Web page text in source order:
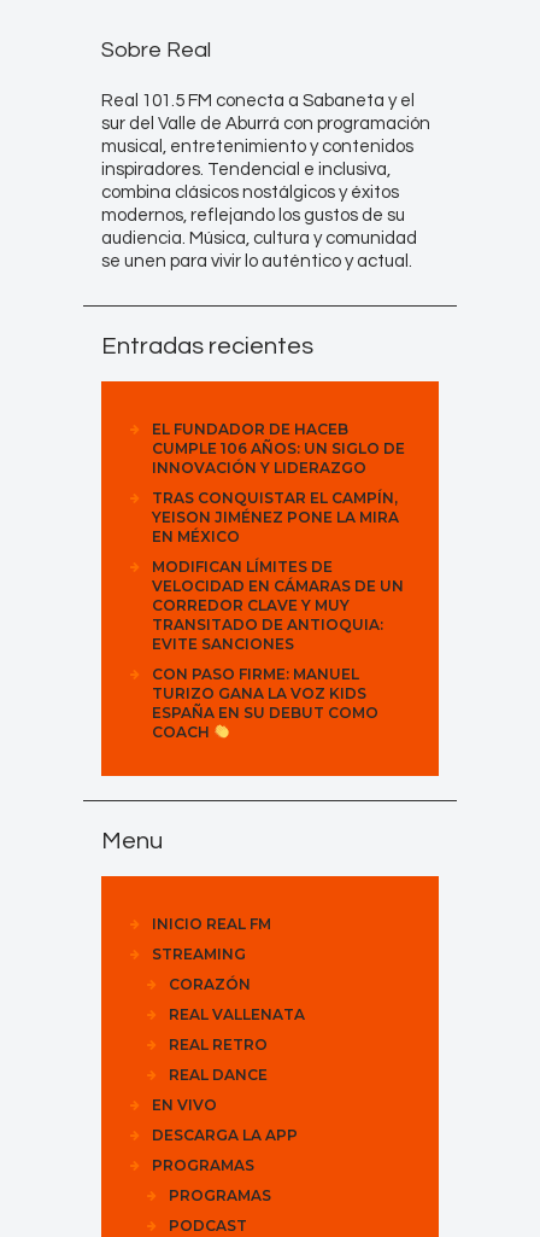
Sobre Real
Real 101.5 FM conecta a Sabaneta y el
sur del Valle de Aburrá con programación
musical, entretenimiento y contenidos
inspiradores. Tendencial e inclusiva,
combina clásicos nostálgicos y éxitos
modernos, reflejando los gustos de su
audiencia. Música, cultura y comunidad
se unen para vivir lo auténtico y actual.
Entradas recientes
EL FUNDADOR DE HACEB
CUMPLE 106 AÑOS: UN SIGLO DE
INNOVACIÓN Y LIDERAZGO
TRAS CONQUISTAR EL CAMPÍN,
YEISON JIMÉNEZ PONE LA MIRA
EN MÉXICO
MODIFICAN LÍMITES DE
VELOCIDAD EN CÁMARAS DE UN
CORREDOR CLAVE Y MUY
TRANSITADO DE ANTIOQUIA:
EVITE SANCIONES
CON PASO FIRME: MANUEL
TURIZO GANA LA VOZ KIDS
ESPAÑA EN SU DEBUT COMO
COACH
Menu
INICIO REAL FM
STREAMING
CORAZÓN
REAL VALLENATA
REAL RETRO
REAL DANCE
EN VIVO
DESCARGA LA APP
PROGRAMAS
PROGRAMAS
PODCAST